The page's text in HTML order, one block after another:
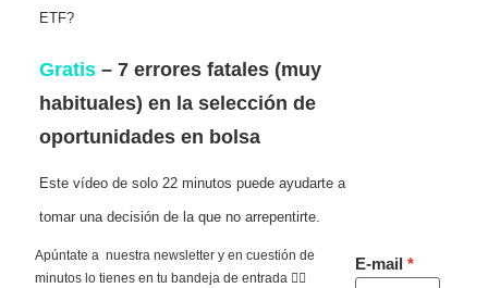
ETF?
Gratis – 7 errores fatales (muy
habituales) en la selección de
oportunidades en bolsa
Este vídeo de solo 22 minutos puede ayudarte a
tomar una decisión de la que no arrepentirte.
Apúntate a nuestra newsletter y en cuestión de
minutos lo tienes en tu bandeja de entrada 👇🏻
E-mail